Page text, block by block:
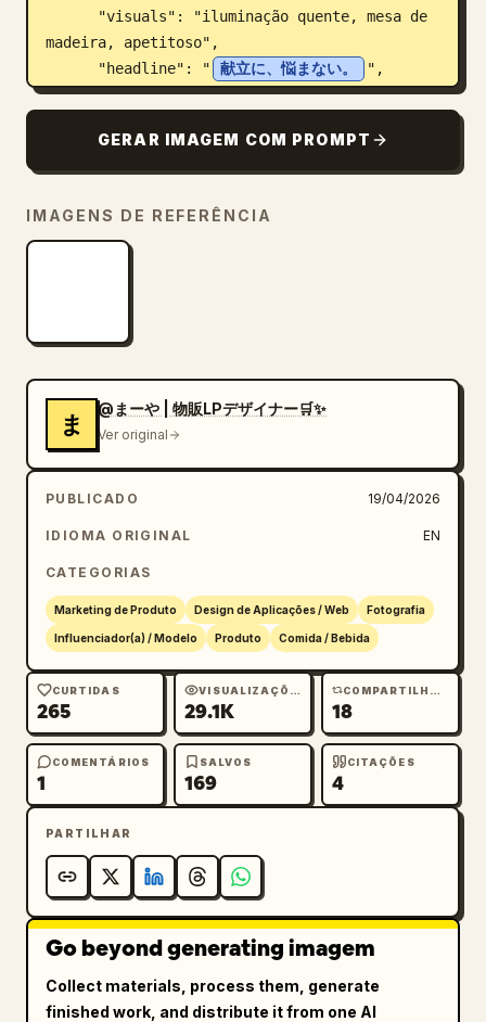
madeira, apetitoso",
      "headline": "
献立に、悩まない。
",
      "feature_icons_count": 3,
preparo", "Supervisão de nutricionista",
"Frete grátis"],
    },
      "visuals": "mulher com pele radiante e
olhos fechados, efeitos de luz prismática,
fundo roxo suave",
"Fabricado no Japão", "Para pele sensível"]
      "position": "inferior direito",
      "industry": "fitness",
      "product": "academia pessoal chamada
'MOVE'",
      "visuals": "mulher correndo em uma
esteira, ambiente de academia escuro,
esportivo",
      "headline": "
6,980
ienes",
      "feature_hexagons_count": 3,
      "feature_hexagons_labels": ["Aberto
24h", "Mais de 120 unidades no país",
"Suporte completo"],
      "cta_button": "Reservar aula
GERAR IMAGEM COM PROMPT
IMAGENS DE REFERÊNCIA
ま
@まーや | 物販LPデザイナー🛒✨
Ver original
PUBLICADO 19/04/2026
IDIOMA ORIGINAL EN
CATEGORIAS
Marketing de Produto Design de Aplicações / Web Fotografia
Influenciador(a) / Modelo Produto Comida / Bebida
CURTIDAS
265
VISUALIZAÇÕES
29.1K
COMPARTILHAMENTOS
18
COMENTÁRIOS
1
SALVOS
169
CITAÇÕES
4
PARTILHAR
Go beyond generating imagem
Collect materials, process them, generate
finished work, and distribute it from one AI